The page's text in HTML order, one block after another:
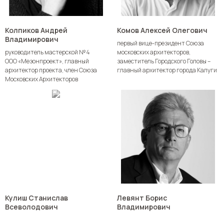
Колпиков Андрей
Владимирович
руководитель мастерской № 4
ООО «Мезонпроект», главный
архитектор проекта, член Союза
Московских Архитекторов
Комов Алексей Олегович
первый вице-президент Союза
московских архитекторов,
заместитель Городского Головы –
главный архитектор города Калуги
Кулиш Станислав
Всеволодович
Левянт Борис
Владимирович